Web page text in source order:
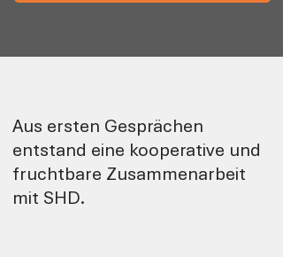
Aus ersten Gesprächen
entstand eine kooperative und
fruchtbare Zusammenarbeit
mit SHD.